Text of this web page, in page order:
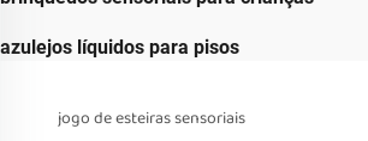
azulejos líquidos para pisos
jogo de esteiras sensoriais